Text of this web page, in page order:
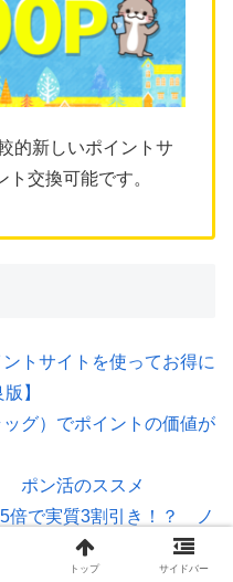
的新しいポイントサ
交換可能です。
トサイトを使ってお得に
】
グ）でポイントの価値が
ポン活のススメ
倍で実質3割引き！？ ノ
ティの支払いに充てると
トップ サイドバー